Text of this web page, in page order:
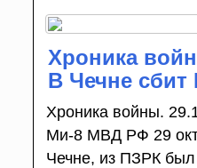
Хроника
В Чечне
Хроника войны.
Ми-8 МВД РФ 29
Чечне, из ПЗРК был